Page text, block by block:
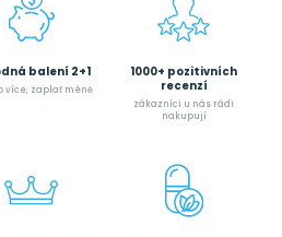
balení 2+1
více, zaplať méně
1000+ pozitivních
recenzí
zákazníci u nás rádi
nakupují